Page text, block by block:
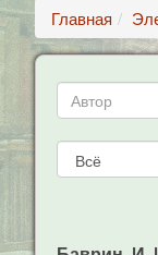
Главная